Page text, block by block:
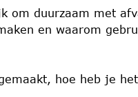
om duurzaam met
en waarom
hoe heb je